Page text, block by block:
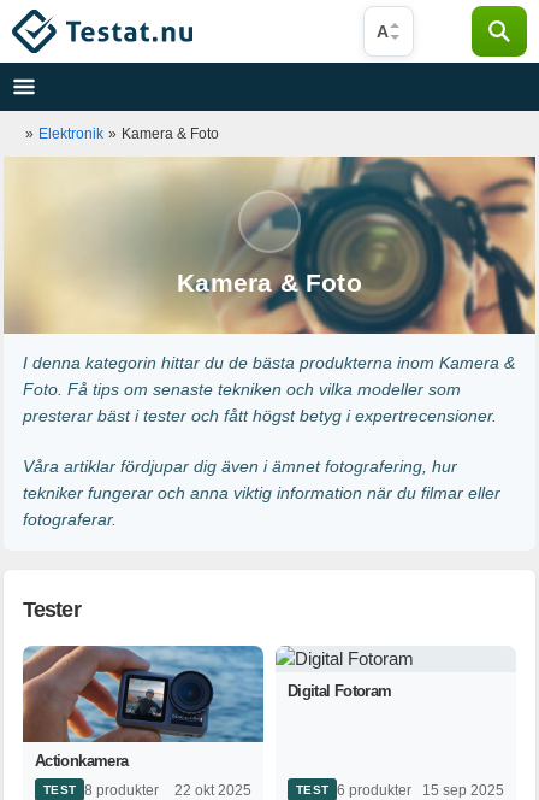
Hoppa
till
innehåll
A
» Elektronik » Kamera & Foto
Kamera & Foto
I denna kategorin hittar du de bästa produkterna inom Kamera &
Foto. Få tips om senaste tekniken och vilka modeller som
presterar bäst i tester och fått högst betyg i expertrecensioner.
Våra artiklar fördjupar dig även i ämnet fotografering, hur
tekniker fungerar och anna viktig information när du filmar eller
fotograferar.
Tester
Actionkamera
TEST 8 produkter 22 okt 2025
Digital Fotoram
TEST 6 produkter 15 sep 2025